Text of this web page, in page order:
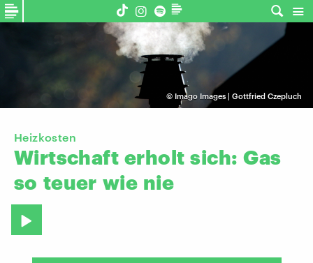
© Imago Images | Gottfried Czepluch
Heizkosten
Wirtschaft erholt sich: Gas
so teuer wie nie